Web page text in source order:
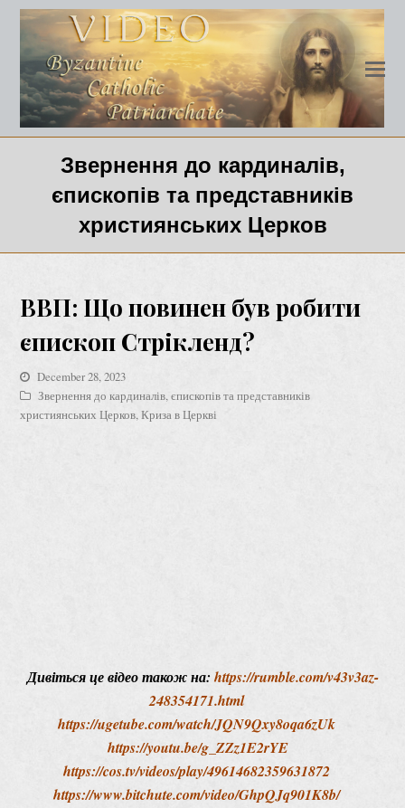
Звернення до кардиналів,
єпископів та представників
християнських Церков
BВП: Що повинен був робити
єпископ Стрікленд?
December 28, 2023
Звернення до кардиналів, єпископів та представників
християнських Церков,Криза в Церкві
Дивіться це відео також на: https://rumble.com/v43v3az-
248354171.html
https://ugetube.com/watch/JQN9Qxy8oqa6zUk
https://youtu.be/g_ZZz1E2rYE
https://cos.tv/videos/play/49614682359631872
https://www.bitchute.com/video/GhpQJq901K8b/